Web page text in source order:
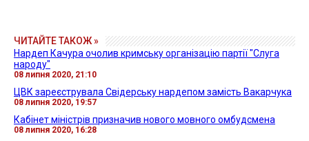
ЧИТАЙТЕ ТАКОЖ »
Нардеп Качура очолив кримську організацію партії "Слуга
народу"
08 липня 2020, 21:10
ЦВК зареєструвала Свідерську нардепом замість Вакарчука
08 липня 2020, 19:57
Кабінет міністрів призначив нового мовного омбудсмена
08 липня 2020, 16:28